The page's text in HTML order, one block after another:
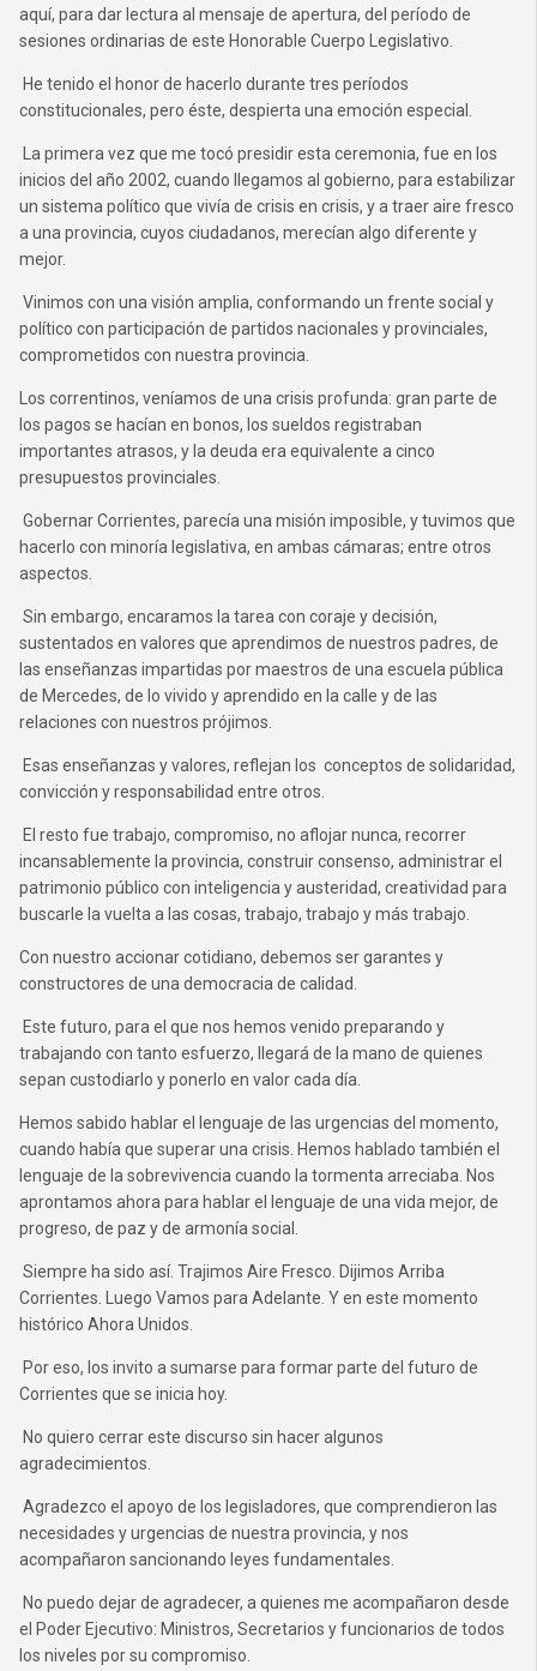
aquí, para dar lectura al mensaje de apertura, del período de
sesiones ordinarias de este Honorable Cuerpo Legislativo.
He tenido el honor de hacerlo durante tres períodos
constitucionales, pero éste, despierta una emoción especial.
La primera vez que me tocó presidir esta ceremonia, fue en los
inicios del año 2002, cuando llegamos al gobierno, para estabilizar
un sistema político que vivía de crisis en crisis, y a traer aire fresco
a una provincia, cuyos ciudadanos, merecían algo diferente y
mejor.
Vinimos con una visión amplia, conformando un frente social y
político con participación de partidos nacionales y provinciales,
comprometidos con nuestra provincia.
Los correntinos, veníamos de una crisis profunda: gran parte de
los pagos se hacían en bonos, los sueldos registraban
importantes atrasos, y la deuda era equivalente a cinco
presupuestos provinciales.
Gobernar Corrientes, parecía una misión imposible, y tuvimos que
hacerlo con minoría legislativa, en ambas cámaras; entre otros
aspectos.
Sin embargo, encaramos la tarea con coraje y decisión,
sustentados en valores que aprendimos de nuestros padres, de
las enseñanzas impartidas por maestros de una escuela pública
de Mercedes, de lo vivido y aprendido en la calle y de las
relaciones con nuestros prójimos.
Esas enseñanzas y valores, reflejan los conceptos de solidaridad,
convicción y responsabilidad entre otros.
El resto fue trabajo, compromiso, no aflojar nunca, recorrer
incansablemente la provincia, construir consenso, administrar el
patrimonio público con inteligencia y austeridad, creatividad para
buscarle la vuelta a las cosas, trabajo, trabajo y más trabajo.
Con nuestro accionar cotidiano, debemos ser garantes y
constructores de una democracia de calidad.
Este futuro, para el que nos hemos venido preparando y
trabajando con tanto esfuerzo, llegará de la mano de quienes
sepan custodiarlo y ponerlo en valor cada día.
Hemos sabido hablar el lenguaje de las urgencias del momento,
cuando había que superar una crisis. Hemos hablado también el
lenguaje de la sobrevivencia cuando la tormenta arreciaba. Nos
aprontamos ahora para hablar el lenguaje de una vida mejor, de
progreso, de paz y de armonía social.
Siempre ha sido así. Trajimos Aire Fresco. Dijimos Arriba
Corrientes. Luego Vamos para Adelante. Y en este momento
histórico Ahora Unidos.
Por eso, los invito a sumarse para formar parte del futuro de
Corrientes que se inicia hoy.
No quiero cerrar este discurso sin hacer algunos
agradecimientos.
Agradezco el apoyo de los legisladores, que comprendieron las
necesidades y urgencias de nuestra provincia, y nos
acompañaron sancionando leyes fundamentales.
No puedo dejar de agradecer, a quienes me acompañaron desde
el Poder Ejecutivo: Ministros, Secretarios y funcionarios de todos
los niveles por su compromiso.